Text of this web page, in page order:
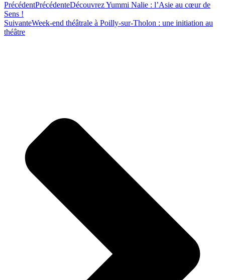
PrécédentPrécédenteDécouvrez Yummi Nalie : l’Asie au cœur de
Sens !
SuivanteWeek-end théâtrale à Poilly-sur-Tholon : une initiation au
théâtre